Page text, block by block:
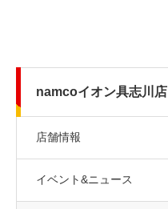
namcoイオン具志川店
店舗情報
イベント&ニュース